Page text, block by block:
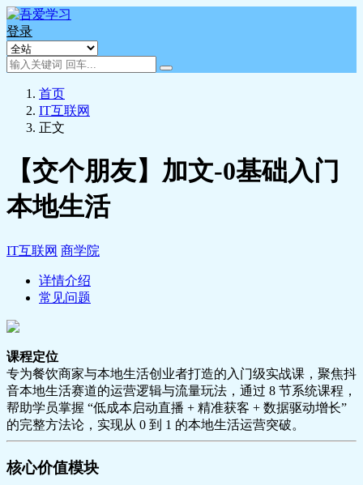
登录
首页
IT互联网
正文
【交个朋友】加文-0基础入门
本地生活
IT互联网 商学院
详情介绍
常见问题
课程定位
专为餐饮商家与本地生活创业者打造的入门级实战课，聚焦抖
音本地生活赛道的运营逻辑与流量玩法，通过 8 节系统课程，
帮助学员掌握 “低成本启动直播 + 精准获客 + 数据驱动增长”
的完整方法论，实现从 0 到 1 的本地生活运营突破。
核心价值模块